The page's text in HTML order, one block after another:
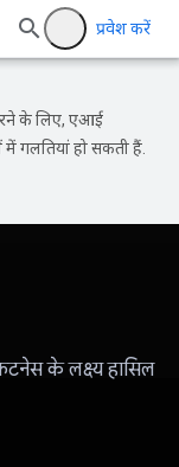
प्रवेश करें
के लिए, एआई
गलतियां हो सकती हैं.
के लक्ष्य हासिल